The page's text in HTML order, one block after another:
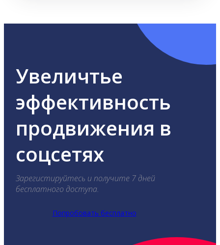
Увеличтье
эффективность
продвижения в
соцсетях
Зарегистируйтесь и получите 7 дней
бесплатного доступа.
Попробовать бесплатно